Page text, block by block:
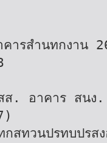
คารสำนทกงา
สส. อาคาร ส
กสทวนปรทบป